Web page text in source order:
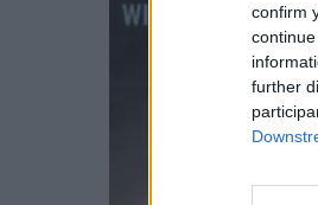
confirm
further